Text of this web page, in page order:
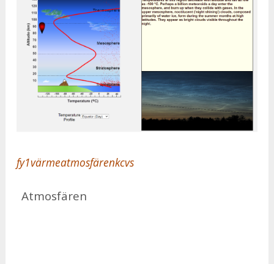
fy1värmeatmosfärenkcvs
At­mo­sfä­ren